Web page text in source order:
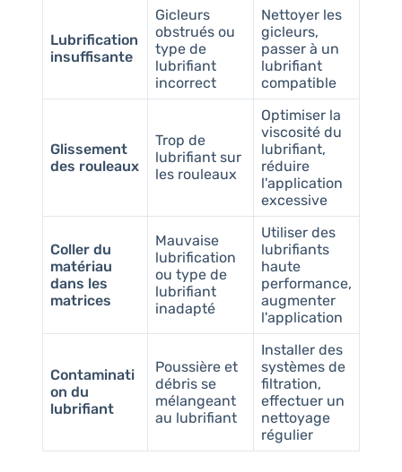
Lubrification
insuffisante
Gicleurs
obstrués ou
type de
lubrifiant
incorrect
Nettoyer les
gicleurs,
passer à un
lubrifiant
compatible
Glissement
des rouleaux
Trop de
lubrifiant sur
les rouleaux
Optimiser la
viscosité du
lubrifiant,
réduire
l'application
excessive
Coller du
matériau
dans les
matrices
Mauvaise
lubrification
ou type de
lubrifiant
inadapté
Utiliser des
lubrifiants
haute
performance,
augmenter
l'application
Contaminati
on du
lubrifiant
Poussière et
débris se
mélangeant
au lubrifiant
Installer des
systèmes de
filtration,
effectuer un
nettoyage
régulier